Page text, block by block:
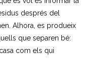
després del
Alhora, es produeix
que separen bé:
com els qui